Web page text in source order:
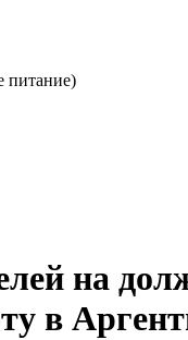
питание)
на
в